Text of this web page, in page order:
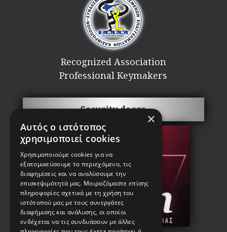
Recognized Association
Professional Keymakers
Security doors
×
Αυτός ο ιστότοπος
χρησιμοποιεί cookies
Χρησιμοποιούμε cookies για να
εξατομικεύσουμε το περιεχόμενο, τις
διαφημίσεις και να αναλύσουμε την
επισκεψιμότητά μας. Μοιραζόμαστε επίσης
πληροφορίες σχετικά με τη χρήση του
ιστότοπού μας με τους συνεργάτες
διαφήμισης και ανάλυσης, οι οποίοι
ενδέχεται να τις συνδυάσουν με άλλες